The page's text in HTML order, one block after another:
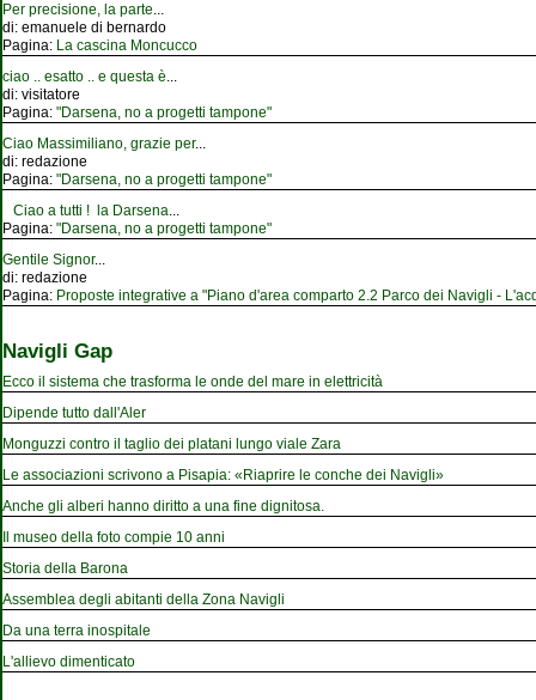
Per precisione, la parte...
di: emanuele di bernardo
Pagina: La cascina Moncucco
ciao .. esatto .. e questa è...
di: visitatore
Pagina: "Darsena, no a progetti tampone"
Ciao Massimiliano, grazie per...
di: redazione
Pagina: "Darsena, no a progetti tampone"
Ciao a tutti ! la Darsena...
Pagina: "Darsena, no a progetti tampone"
Gentile Signor...
di: redazione
Pagina: Proposte integrative a "Piano d'area comparto 2.2 Parco dei Navigli -
Navigli Gap
Ecco il sistema che trasforma le onde del mare in elettricità
Dipende tutto dall'Aler
Monguzzi contro il taglio dei platani lungo viale Zara
Le associazioni scrivono a Pisapia: «Riaprire le conche dei Navigli»
Anche gli alberi hanno diritto a una fine dignitosa.
Il museo della foto compie 10 anni
Storia della Barona
Assemblea degli abitanti della Zona Navigli
Da una terra inospitale
L'allievo dimenticato